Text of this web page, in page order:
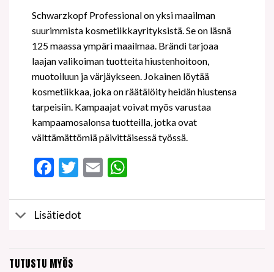
Schwarzkopf Professional on yksi maailman
suurimmista kosmetiikkayrityksistä. Se on läsnä
125 maassa ympäri maailmaa. Brändi tarjoaa
laajan valikoiman tuotteita hiustenhoitoon,
muotoiluun ja värjäykseen. Jokainen löytää
kosmetiikkaa, joka on räätälöity heidän hiustensa
tarpeisiin. Kampaajat voivat myös varustaa
kampaamosalonsa tuotteilla, jotka ovat
välttämättömiä päivittäisessä työssä.
Facebook
Twitter
EmailWhatsApp
Lisätiedot
TUTUSTU MYÖS